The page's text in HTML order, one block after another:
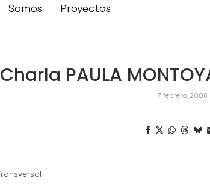
Somos Proyectos
Charla PAULA
7 febrero, 2008